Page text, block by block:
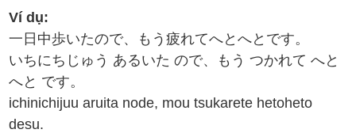
Ví dụ:
一日中歩いたので、もう疲れてへとへとです。
いちにちじゅう あるいた ので、もう つかれて へと
へと です。
ichinichijuu aruita node, mou tsukarete hetoheto
desu.